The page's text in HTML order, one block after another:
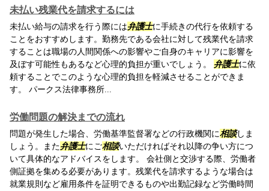
未払い残業代を請求するには
未払い給与の請求を行う際には弁護士に手続きの代行を依頼する
ことをおすすめします。勤務先である会社に対して残業代を請求
することは職場の人間関係への影響やご自身のキャリアに影響を
及ぼす可能性もあるなど心理的負担が重いでしょう。 弁護士に依
頼することでこのような心理的負担を軽減させることができま
す。 パークス法律事務所...
労働問題の解決までの流れ
問題が発生した場合、労働基準監督署などの行政機関に相談しま
しょう。また弁護士にご相談いただければそれ以降の争い方につ
いて具体的なアドバイスをします。 会社側と交渉する際、労働者
側証拠を集める必要があります。残業代を請求するような場合は
就業規則など雇用条件を証明できるものや出勤記録など労働時間